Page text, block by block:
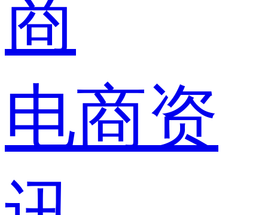
商
电商资